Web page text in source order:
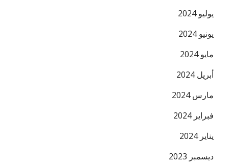
يوليو 2024
يونيو 2024
مايو 2024
أبريل 2024
مارس 2024
فبراير 2024
يناير 2024
ديسمبر 2023